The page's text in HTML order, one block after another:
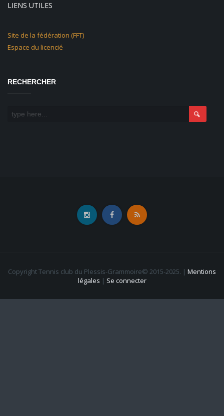
LIENS UTILES
Site de la fédération (FFT)
Espace du licencié
RECHERCHER
Copyright Tennis club du Plessis-Grammoire© 2015-2025. | Mentions
légales | Se connecter